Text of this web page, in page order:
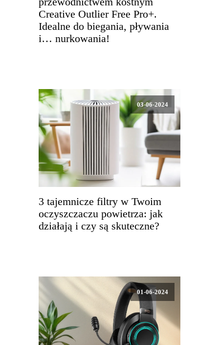
Creative Outlier Free Pro+.
Idealne do biegania, pływania
i… nurkowania!
03-06-2024
3 tajemnicze filtry w Twoim
oczyszczaczu powietrza: jak
działają i czy są skuteczne?
01-06-2024